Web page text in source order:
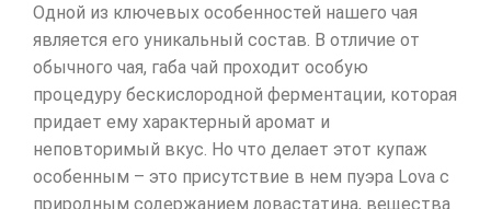
Одной из ключевых особенностей нашего чая
является его уникальный состав. В отличие от
обычного чая, габа чай проходит особую
процедуру бескислородной ферментации, которая
придает ему характерный аромат и
неповторимый вкус. Но что делает этот купаж
особенным – это присутствие в нем пуэра Lova с
природным содержанием ловастатина, вещества